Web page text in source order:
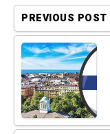
PREVIOUS POST